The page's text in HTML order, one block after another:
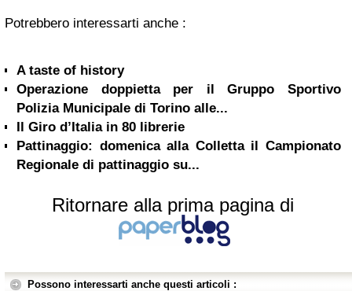
Potrebbero interessarti anche :
A taste of history
Operazione doppietta per il Gruppo Sportivo
Polizia Municipale di Torino alle...
Il Giro d’Italia in 80 librerie
Pattinaggio: domenica alla Colletta il Campionato
Regionale di pattinaggio su...
Ritornare alla prima pagina di
Possono interessarti anche questi articoli :